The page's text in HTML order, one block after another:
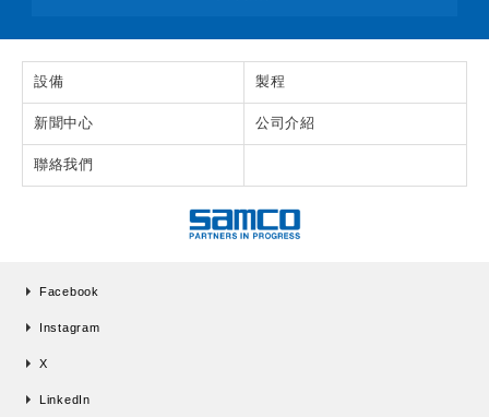
設備 製程
新聞中心 公司介紹
聯絡我們
Facebook
Instagram
X
LinkedIn